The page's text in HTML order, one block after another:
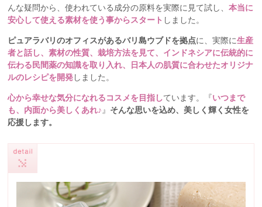
んな疑問から、使われている成分の原料を実際に見て試し、本当に
安心して使える素材を使う事からスタート しました。
ピュアラバリのオフィスがあるバリ島ウブドを拠点に、実際に生産
者と話し、素材の性質、栽培方法を見て、インドネシアに伝統的に
伝わる民間薬の知識を取り入れ、日本人の肌質に合わせたオリジナ
ルのレシピを開発しました。
心から幸せな気分になれるコスメを目指しています。『いつまで
も、内面から美しくあれ♪』 そんな思いを込め、美しく輝く女性を
応援します。